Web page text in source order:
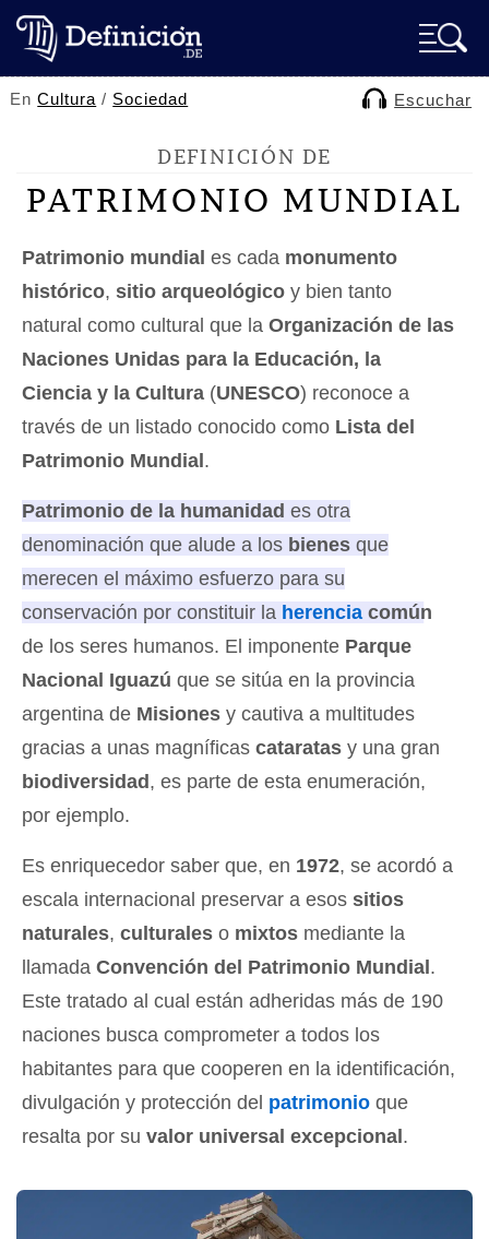
EnCultura / Sociedad Escuchar
DEFINICIÓN DE
PATRIMONIO MUNDIAL
Patrimonio mundial es cada monumento
histórico, sitio arqueológico y bien tanto
natural como cultural que la Organización de las
Naciones Unidas para la Educación, la
Ciencia y la Cultura (UNESCO) reconoce a
través de un listado conocido como Lista del
Patrimonio Mundial .
Patrimonio de la humanidad es otra
denominación que alude a los bienes que
merecen el máximo esfuerzo para su
conservación por constituir la herencia común
de los seres humanos. El imponente Parque
Nacional Iguazú que se sitúa en la provincia
argentina de Misiones y cautiva a multitudes
gracias a unas magníficas cataratas y una gran
biodiversidad , es parte de esta enumeración,
por ejemplo.
Es enriquecedor saber que, en 1972, se acordó a
escala internacional preservar a esos sitios
naturales, culturales o mixtos mediante la
llamada Convención del Patrimonio Mundial .
Este tratado al cual están adheridas más de 190
naciones busca comprometer a todos los
habitantes para que cooperen en la identificación,
divulgación y protección del patrimonio que
resalta por su valor universal excepcional .